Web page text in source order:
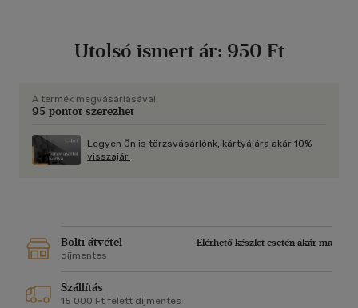
Utolsó ismert ár: 950 Ft
A termék megvásárlásával
95 pontot szerezhet
Legyen Ön is törzsvásárlónk, kártyájára akár 10%
visszajár.
Bolti átvétel
Elérhető készlet esetén akár ma
díjmentes
Szállítás
15 000 Ft felett díjmentes